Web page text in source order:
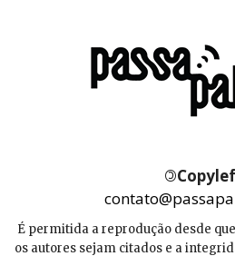
©
É permitida a reprodução desde
os autores sejam citados e a